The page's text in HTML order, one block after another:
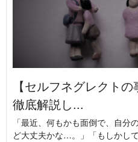
【セルフネグレクト
徹底解説し...
「最近、何もかも面倒で、自分
ど大丈夫かな…。」「もしかし